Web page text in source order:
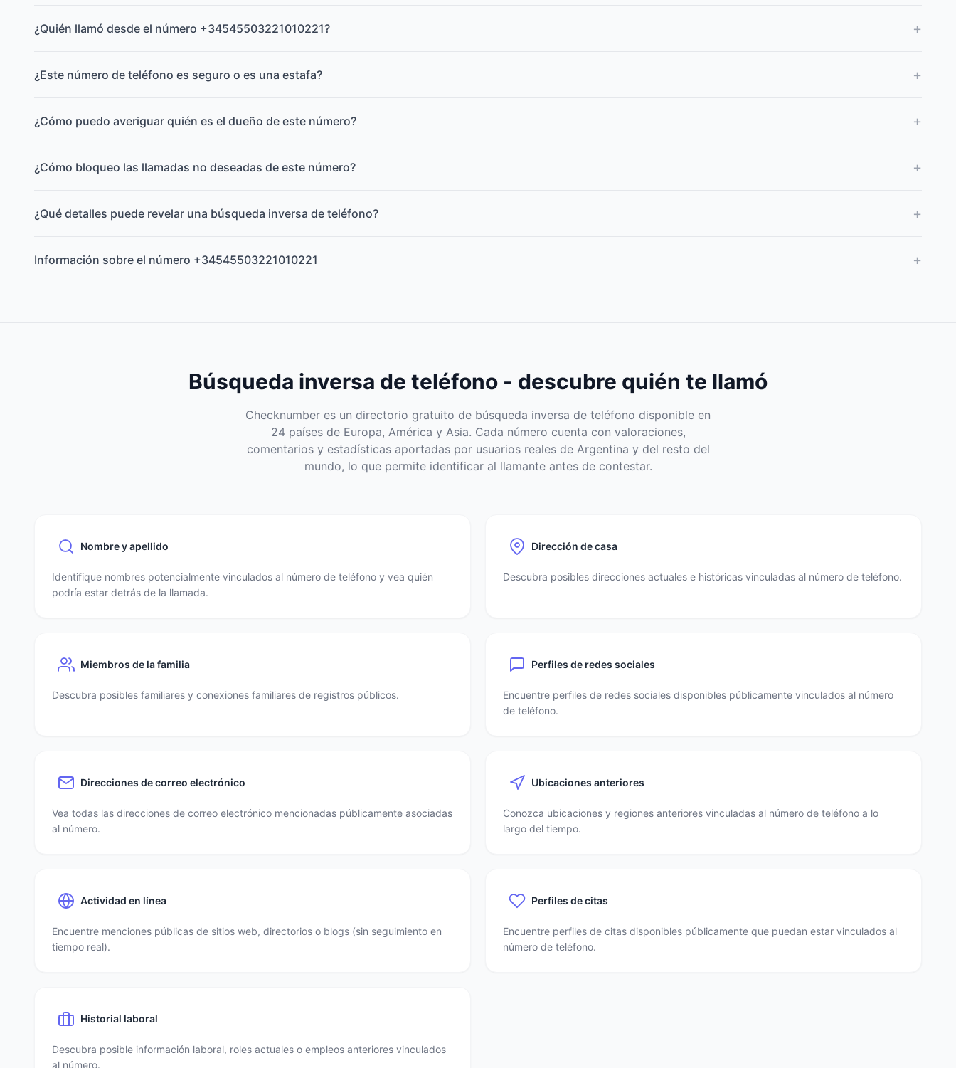
¿Quién llamó desde el número +34545503221010221? +
¿Este número de teléfono es seguro o es una estafa? +
¿Cómo puedo averiguar quién es el dueño de este número? +
¿Cómo bloqueo las llamadas no deseadas de este número? +
¿Qué detalles puede revelar una búsqueda inversa de teléfono? +
Información sobre el número +34545503221010221 +
Búsqueda inversa de teléfono - descubre quién te llamó
Checknumber es un directorio gratuito de búsqueda inversa de teléfono disponible en
24 países de Europa, América y Asia. Cada número cuenta con valoraciones,
comentarios y estadísticas aportadas por usuarios reales de Argentina y del resto del
mundo, lo que permite identificar al llamante antes de contestar.
Nombre y apellido
Identifique nombres potencialmente vinculados al número de teléfono y vea quién
podría estar detrás de la llamada.
Dirección de casa
Descubra posibles direcciones actuales e históricas vinculadas al número de teléfono.
Miembros de la familia
Descubra posibles familiares y conexiones familiares de registros públicos.
Perfiles de redes sociales
Encuentre perfiles de redes sociales disponibles públicamente vinculados al número
de teléfono.
Direcciones de correo electrónico
Vea todas las direcciones de correo electrónico mencionadas públicamente asociadas
al número.
Ubicaciones anteriores
Conozca ubicaciones y regiones anteriores vinculadas al número de teléfono a lo
largo del tiempo.
Actividad en línea
Encuentre menciones públicas de sitios web, directorios o blogs (sin seguimiento en
tiempo real).
Perfiles de citas
Encuentre perfiles de citas disponibles públicamente que puedan estar vinculados al
número de teléfono.
Historial laboral
Descubra posible información laboral, roles actuales o empleos anteriores vinculados
al número.